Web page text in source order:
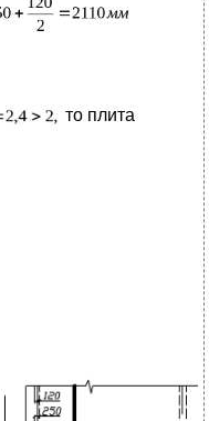
то плита